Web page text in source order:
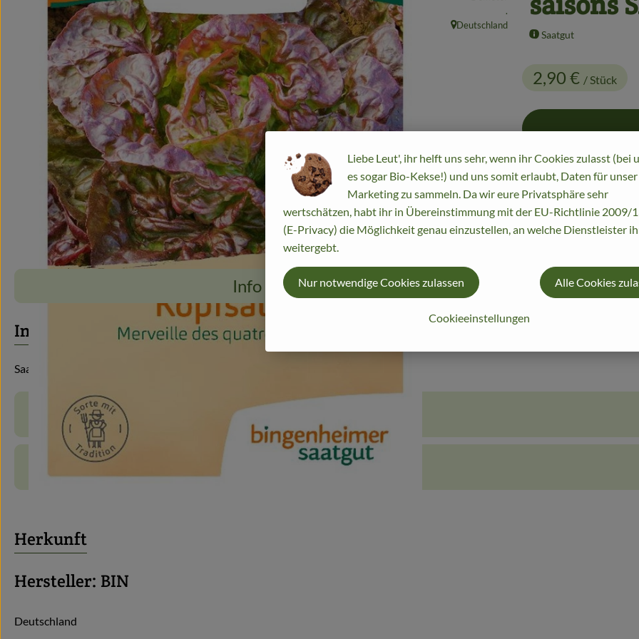
Saatgut
2,90 € / Stück
, Kontrollstelle:
.
, Herkunft:
Deutschland
Stück
Info
Info
Saatgut
Produktinformationen
Produktdatenblatt
Herkunft
Hersteller: BIN
Deutschland
Liebe Leut', ihr helft uns sehr, wenn ihr Cookies zulasst (bei
es sogar Bio-Kekse!) und uns somit erlaubt, Daten für unser
Marketing zu sammeln. Da wir eure Privatsphäre sehr
wertschätzen, habt ihr in Übereinstimmung mit der EU-Richtlinie 2009/
(E-Privacy) die Möglichkeit genau einzustellen, an welche Dienstleister
weitergebt.
Cookieeinstellungen
Nur notwendige Cookies zulassen Alle Cookies